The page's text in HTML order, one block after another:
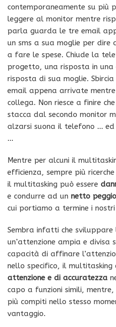
contemporaneamente su più
leggere al monitor mentre
parla guarda le tre email
un sms a sua moglie per dire
a fare le spese. Chiude la
progetto, una risposta in
risposta di sua moglie.
email appena arrivate
collega. Non riesce a finire
stacca dal secondo monitor
alzarsi suona il telefono …
…
Mentre per alcuni il
efficienza, sempre più
il multitasking può essere
e condurre ad un netto
cui portiamo a termine i
Sembra infatti che
un’attenzione ampia e
capacità di affinare
nello specifico, il multitasking
attenzione e di accuratezza
capo a funzioni simili,
più compiti nello stesso
vantaggio.